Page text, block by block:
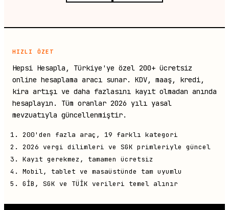
HIZLI ÖZET
Hepsi Hesapla, Türkiye'ye özel 200+ ücretsiz
online hesaplama aracı sunar. KDV, maaş, kredi,
kira artışı ve daha fazlasını kayıt olmadan anında
hesaplayın. Tüm oranlar 2026 yılı yasal
mevzuatıyla güncellenmiştir.
200'den fazla araç, 19 farklı kategori
2026 vergi dilimleri ve SGK primleriyle güncel
Kayıt gerekmez, tamamen ücretsiz
Mobil, tablet ve masaüstünde tam uyumlu
GİB, SGK ve TÜİK verileri temel alınır